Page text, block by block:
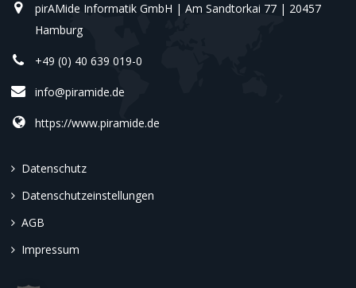
pirAMide Informatik GmbH | Am Sandtorkai 77 | 20457
Hamburg
+49 (0) 40 639 019-0
info@piramide.de
https://www.piramide.de
Datenschutz
Datenschutzeinstellungen
AGB
Impressum